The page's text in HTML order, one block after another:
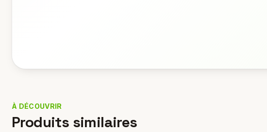
À DÉCOUVRIR
Produits similaires